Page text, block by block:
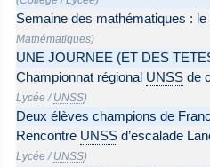
Semaine des mathématiques : le
Mathématiques)
UNE JOURNEE (ET DES
Championnat régional UNSS de
Lycée / UNSS)
Deux élèves champions de
Rencontre UNSS d’escalade
Lycée / UNSS)